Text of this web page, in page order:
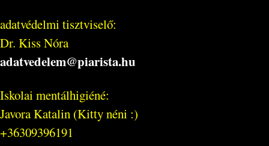
adatvédelmi tisztviselő:
Dr. Kiss Nóra
adatvedelem@piarista.hu
Iskolai mentálhigiéné:
Javora Katalin (Kitty néni :)
+36309396191